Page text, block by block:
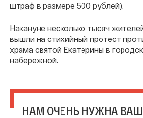
штраф в размере 500 рублей).
Накануне несколько тысяч
вышли на стихийный протест
храма святой Екатерины в
набережной.
НАМ ОЧЕНЬ НУЖНА